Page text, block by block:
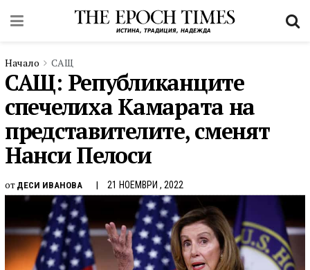
Начало САЩ
САЩ: Републиканците
спечелиха Камарата на
представителите, сменят
Нанси Пелоси
от ДЕСИ ИВАНОВА 21 НОЕМВРИ , 2022